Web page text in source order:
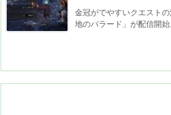
金冠がでやすいクエスト
地のバラード」が配信開